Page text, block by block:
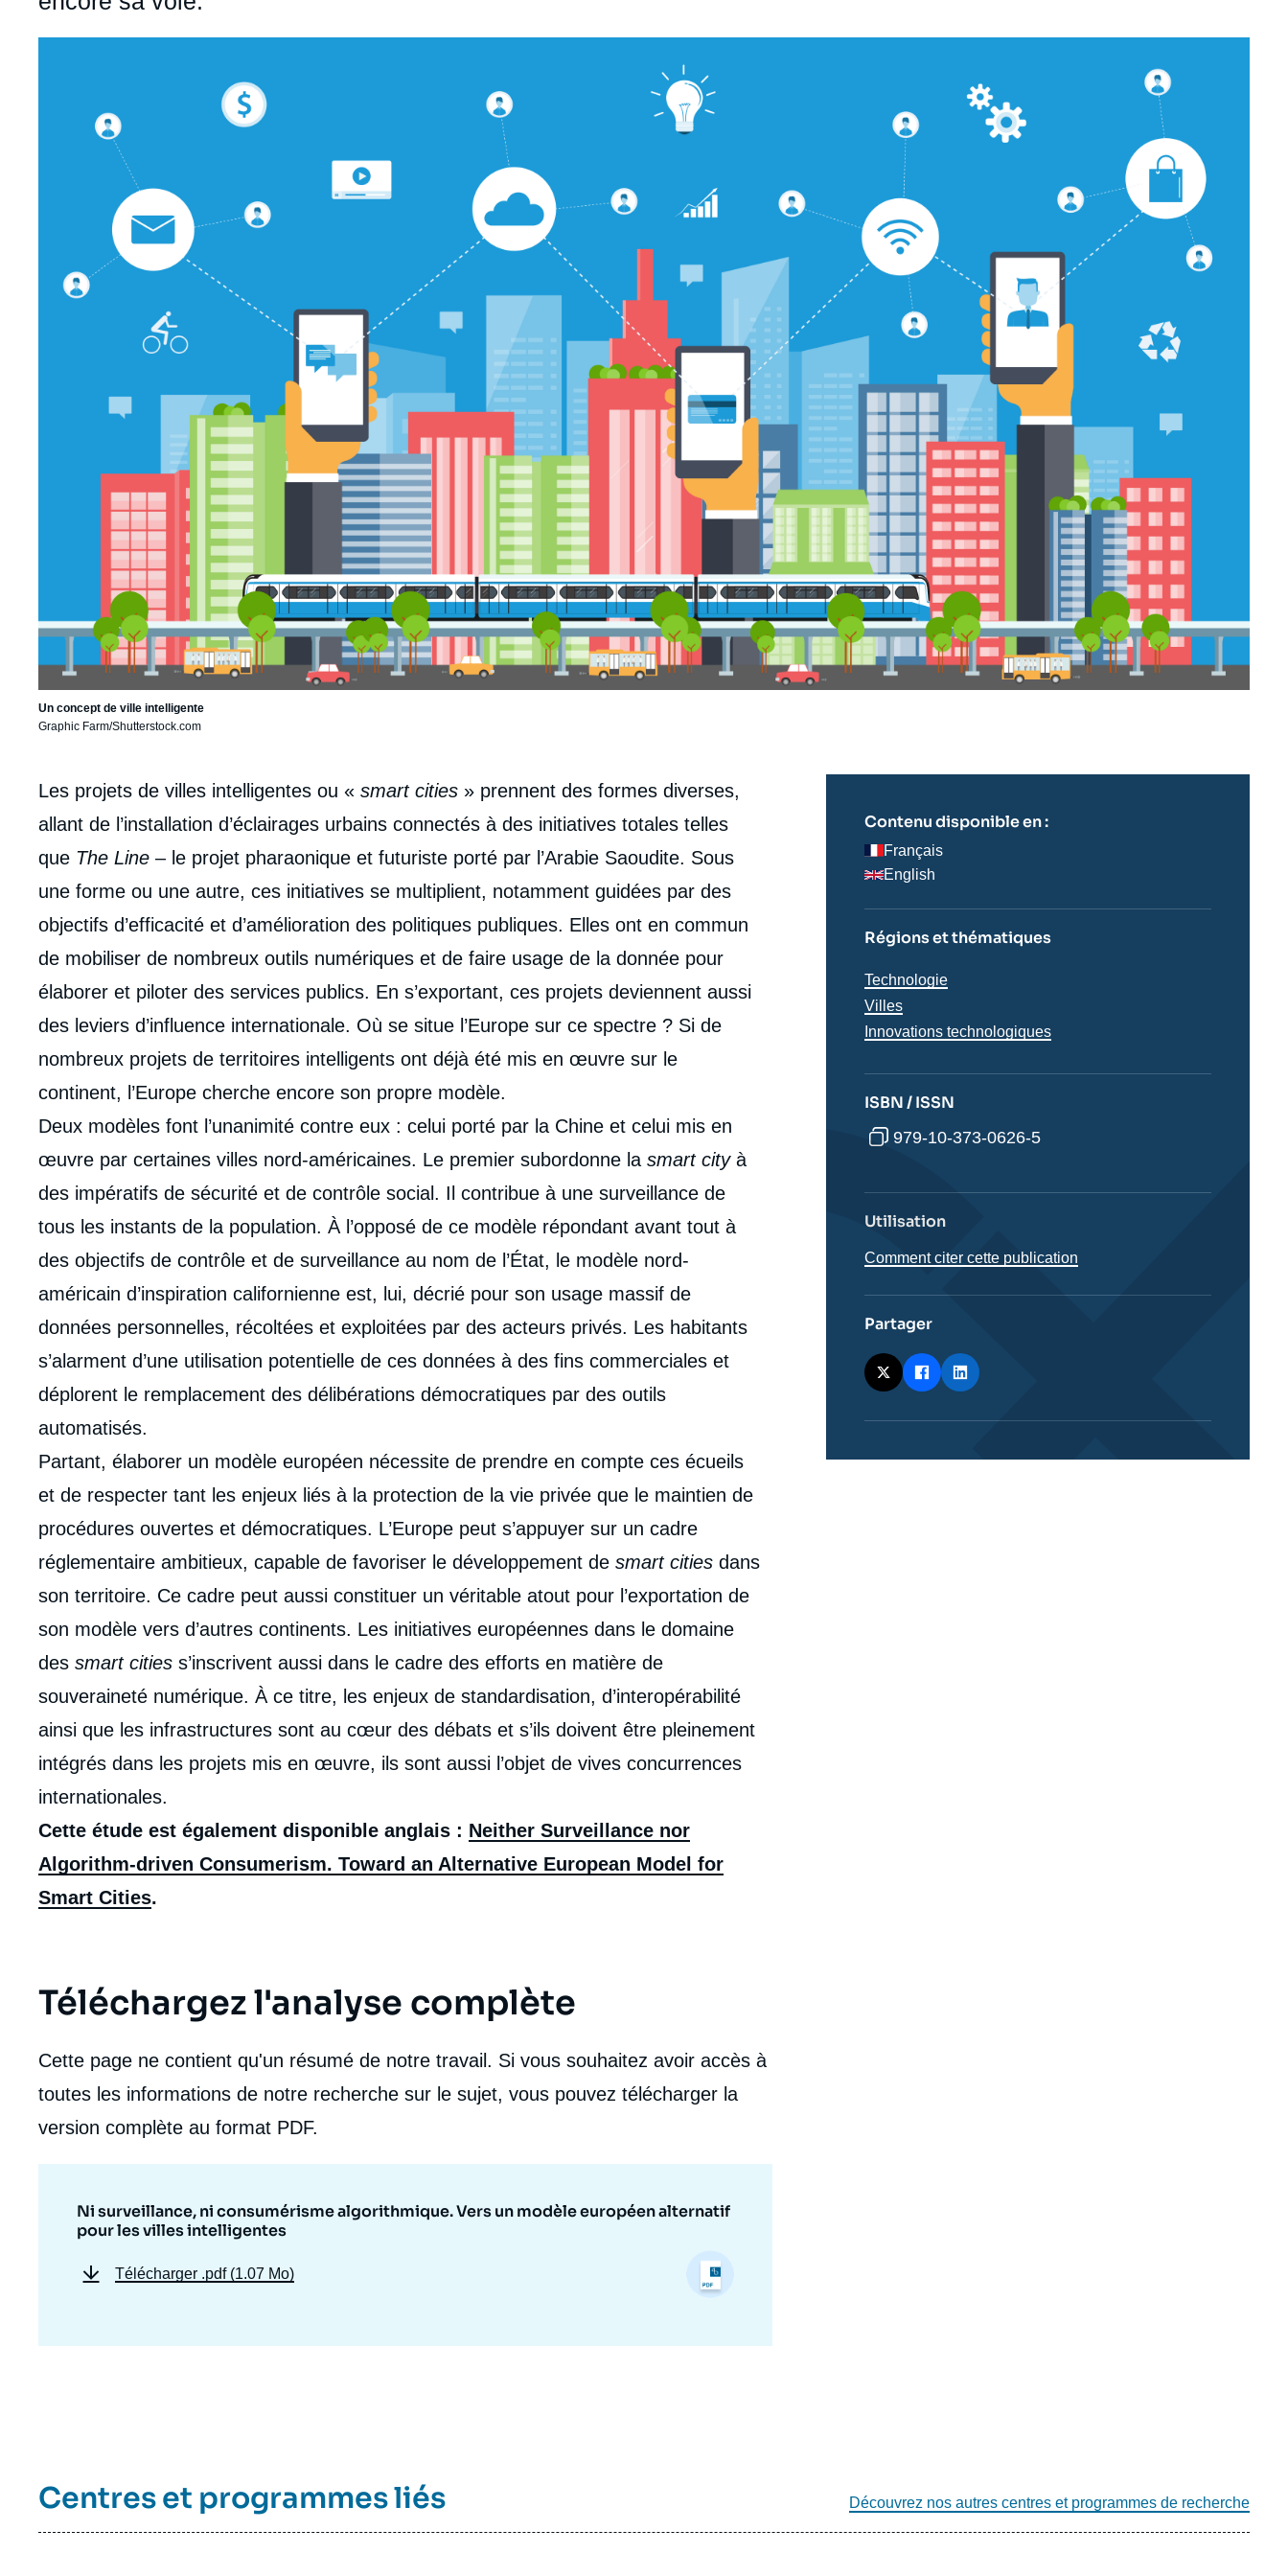
Un concept de ville intelligente
Graphic Farm/Shutterstock.com
Corps
analyses
Les projets de villes intelligentes ou « smart cities » prennent des formes diverses,
allant de l’installation d’éclairages urbains connectés à des initiatives totales telles
que The Line – le projet pharaonique et futuriste porté par l’Arabie Saoudite. Sous
une forme ou une autre, ces initiatives se multiplient, notamment guidées par des
objectifs d’efficacité et d’amélioration des politiques publiques. Elles ont en commun
de mobiliser de nombreux outils numériques et de faire usage de la donnée pour
élaborer et piloter des services publics. En s’exportant, ces projets deviennent aussi
des leviers d’influence internationale. Où se situe l’Europe sur ce spectre ? Si de
nombreux projets de territoires intelligents ont déjà été mis en œuvre sur le
continent, l’Europe cherche encore son propre modèle.
Deux modèles font l’unanimité contre eux : celui porté par la Chine et celui mis en
œuvre par certaines villes nord-américaines. Le premier subordonne la smart cityà
des impératifs de sécurité et de contrôle social. Il contribue à une surveillance de
tous les instants de la population. À l’opposé de ce modèle répondant avant tout à
des objectifs de contrôle et de surveillance au nom de l’État, le modèle nord-
américain d’inspiration californienne est, lui, décrié pour son usage massif de
données personnelles, récoltées et exploitées par des acteurs privés. Les habitants
s’alarment d’une utilisation potentielle de ces données à des fins commerciales et
déplorent le remplacement des délibérations démocratiques par des outils
automatisés.
Partant, élaborer un modèle européen nécessite de prendre en compte ces écueils
et de respecter tant les enjeux liés à la protection de la vie privée que le maintien de
procédures ouvertes et démocratiques. L’Europe peut s’appuyer sur un cadre
réglementaire ambitieux, capable de favoriser le développement de smart cities dans
son territoire. Ce cadre peut aussi constituer un véritable atout pour l’exportation de
son modèle vers d’autres continents. Les initiatives européennes dans le domaine
des smart cities s’inscrivent aussi dans le cadre des efforts en matière de
souveraineté numérique. À ce titre, les enjeux de standardisation, d’interopérabilité
ainsi que les infrastructures sont au cœur des débats et s’ils doivent être pleinement
intégrés dans les projets mis en œuvre, ils sont aussi l’objet de vives concurrences
internationales.
Cette étude est également disponible anglais : Neither Surveillance nor
Algorithm-driven Consumerism. Toward an Alternative European Model for
Smart Cities.
Contenu disponible en :
Français
English
Régions et thématiques
Thématiques
analyses
Technologie
Villes
Innovations technologiques
ISBN / ISSN
979-10-373-0626-5
Utilisation
Comment citer cette publication
Partager
Téléchargez l'analyse complète
Cette page ne contient qu'un résumé de notre travail. Si vous souhaitez avoir accès à
toutes les informations de notre recherche sur le sujet, vous pouvez télécharger la
version complète au format PDF.
Ni surveillance, ni consumérisme algorithmique. Vers un modèle européen alternatif
pour les villes intelligentes
Télécharger .pdf (1.07 Mo)
Centres et programmes liés Découvrez nos autres centres et programmes de recherche
de
de
publication
Jacques PRIOL, Joé VINCENT-GALTIE, « Ni
surveillance, ni consumérisme algorithmique. Vers un
modèle européen alternatif pour les villes intelligentes
», Études, Ifri, 16 novembre 2022.